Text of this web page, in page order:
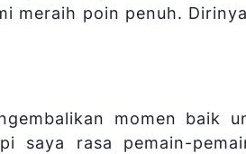
meraih poin penuh.
momen baik
saya rasa pemain-